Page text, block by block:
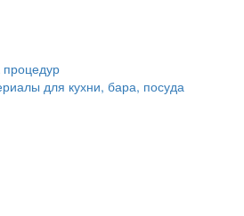
для кухни, бара, посуда